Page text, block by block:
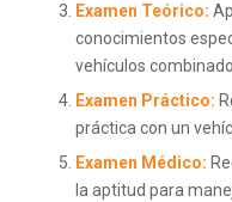
Examen Teórico:
conocimientos
vehículos
Examen Práctico:
práctica con un
Examen Médico:
la aptitud para